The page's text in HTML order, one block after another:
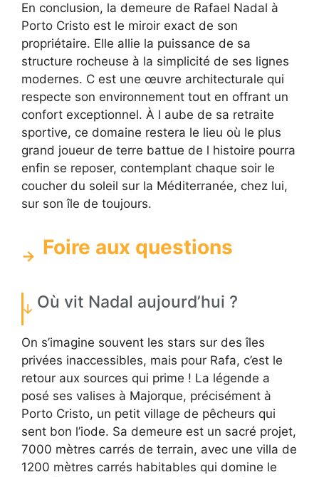
En conclusion, la demeure de Rafael Nadal à
Porto Cristo est le miroir exact de son
propriétaire. Elle allie la puissance de sa
structure rocheuse à la simplicité de ses lignes
modernes. C est une œuvre architecturale qui
respecte son environnement tout en offrant un
confort exceptionnel. À l aube de sa retraite
sportive, ce domaine restera le lieu où le plus
grand joueur de terre battue de l histoire pourra
enfin se reposer, contemplant chaque soir le
coucher du soleil sur la Méditerranée, chez lui,
sur son île de toujours.
Foire aux questions
Où vit Nadal aujourd’hui ?
On s’imagine souvent les stars sur des îles
privées inaccessibles, mais pour Rafa, c’est le
retour aux sources qui prime ! La légende a
posé ses valises à Majorque, précisément à
Porto Cristo, un petit village de pêcheurs qui
sent bon l’iode. Sa demeure est un sacré projet,
7000 mètres carrés de terrain, avec une villa de
1200 mètres carrés habitables qui domine le